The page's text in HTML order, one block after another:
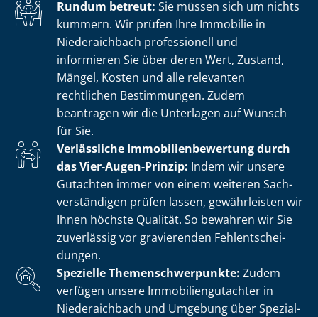
Rundum betreut: Sie müssen sich um nichts
kümmern. Wir prüfen Ihre Immobilie in
Niederaichbach professionell und
informieren Sie über deren Wert, Zustand,
Mängel, Kosten und alle relevanten
rechtlichen Bestimmungen. Zudem
beantragen wir die Unterlagen auf Wunsch
für Sie.
Verlässliche Im­mo­bi­li­en­be­wer­tung durch
das Vier-Augen-Prinzip: Indem wir unsere
Gutachten immer von einem weiteren Sach­
ver­stän­di­gen prüfen lassen, gewährleisten wir
Ihnen höchste Qualität. So bewahren wir Sie
zuverlässig vor gravierenden Fehl­ent­schei­
dun­gen.
Spezielle The­men­schwer­punk­te: Zudem
verfügen unsere Im­mo­bi­li­en­gut­ach­ter in
Niederaichbach und Umgebung über Spe­zi­al­